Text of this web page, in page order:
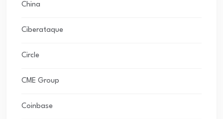
China
Ciberataque
Circle
CME Group
Coinbase